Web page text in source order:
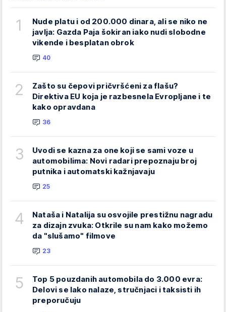
1
Nude platu i od 200.000 dinara, ali se niko ne
javlja: Gazda Paja šokiran iako nudi slobodne
vikende i besplatan obrok
40
2
Zašto su čepovi pričvršćeni za flašu?
Direktiva EU koja je razbesnela Evropljane i te
kako opravdana
36
3
Uvodi se kazna za one koji se sami voze u
automobilima: Novi radari prepoznaju broj
putnika i automatski kažnjavaju
25
4
Nataša i Natalija su osvojile prestižnu nagradu
za dizajn zvuka: Otkrile su nam kako možemo
da "slušamo" filmove
23
5
Top 5 pouzdanih automobila do 3.000 evra:
Delovi se lako nalaze, stručnjaci i taksisti ih
preporučuju